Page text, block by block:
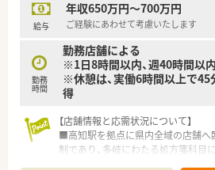
給与
年収650万円～700万円
ご経験にあわせて考慮いたします
勤務
時間
勤務店舗による
※1日8時間以内、週40時間以
※休憩は、実働6時間以上で45
得
【店舗情報と応需状況について】
■高知駅を拠点に県内全域の店舗へ
制であり、多岐にわたる処方箋科目